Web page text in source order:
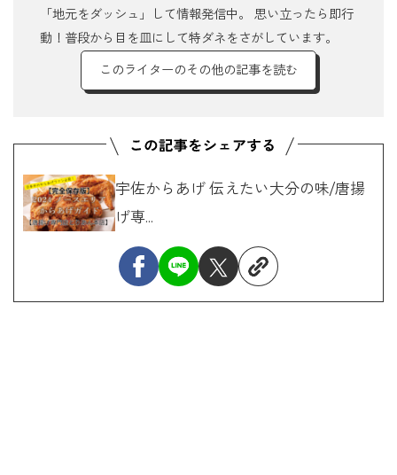
「地元をダッシュ」して情報発信中。 思い立ったら即行
動！普段から目を皿にして特ダネをさがしています。
このライターのその他の記事を読む
宇佐からあげ 伝えたい大分の味/唐揚
げ専...